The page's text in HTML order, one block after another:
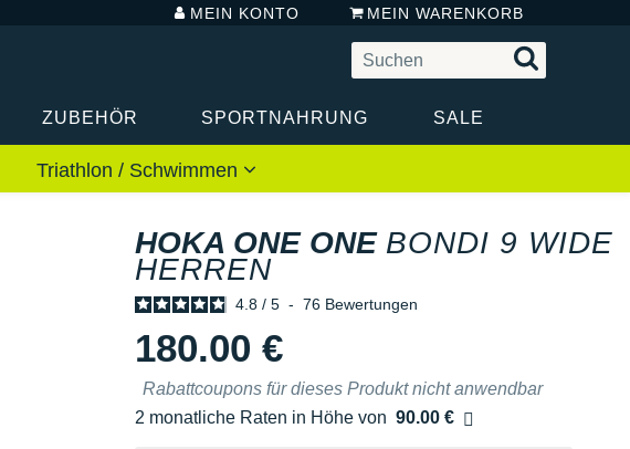
MEIN KONTO MEIN WARENKORB
ZUBEHÖR SPORTNAHRUNG SALE
Triathlon / Schwimmen
HOKA ONE ONE BONDI 9 WIDE
HERREN
4.8 / 5 - 76 Bewertungen
180.00 €
Rabattcoupons für dieses Produkt nicht anwendbar
2 monatliche Raten in Höhe von 90.00 €
Ohne Zusatzkosten